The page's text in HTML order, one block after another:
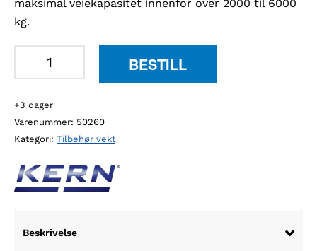
maksimal veiekapasitet innenfor over 2000 til 6000
kg.
DKD
kalibreringssertifikat
antall
BESTILL
+3 dager
Varenummer: 50260
Kategori: Tilbehør vekt
Beskrivelse